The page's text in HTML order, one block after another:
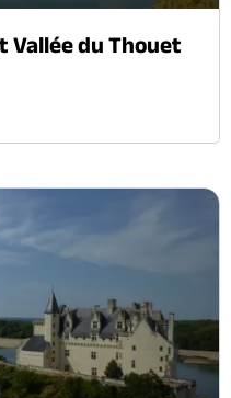
Vallée du Thouet